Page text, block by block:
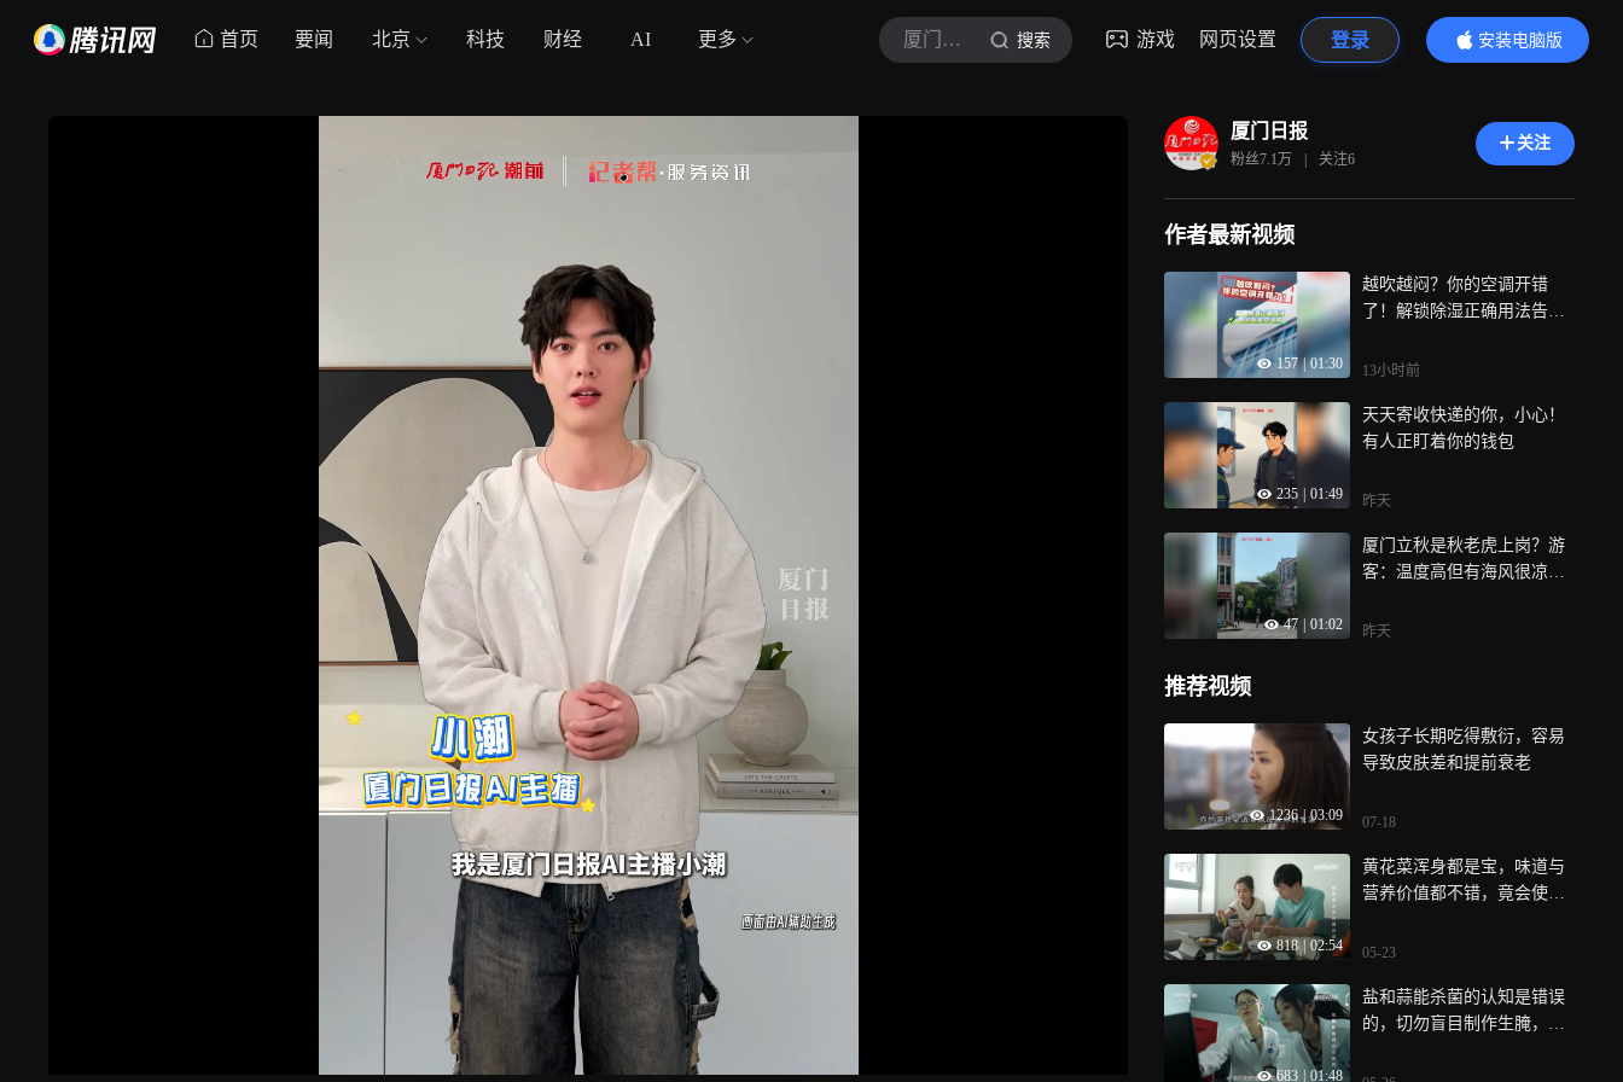
首页 要闻 北京 科技 财经 AI 更多 厦门日报 搜索 游戏 网页设置 登录
安装电脑版
内容更精彩
厦门日报
粉丝7.1万 | 关注6
关注
作者最新视频
157 | 01:30
越吹越闷？你的空调开错
了！解锁除湿正确用法告别
13小时前
235 01:49
天天寄收快递的你，小心！
有人正盯着你的钱包
昨天
47 01:02
厦门立秋是秋老虎上岗？游
客：温度高但有海风很凉
昨天
推荐视频
1236 | 03:09
女孩子长期吃得敷衍，容易
导致皮肤差和提前衰老
07-18
818 02:54
黄花菜浑身都是宝，味道与
营养价值都不错，竟会使人
05-23
683 01:48
盐和蒜能杀菌的认知是错误
的，切勿盲目制作生腌，以